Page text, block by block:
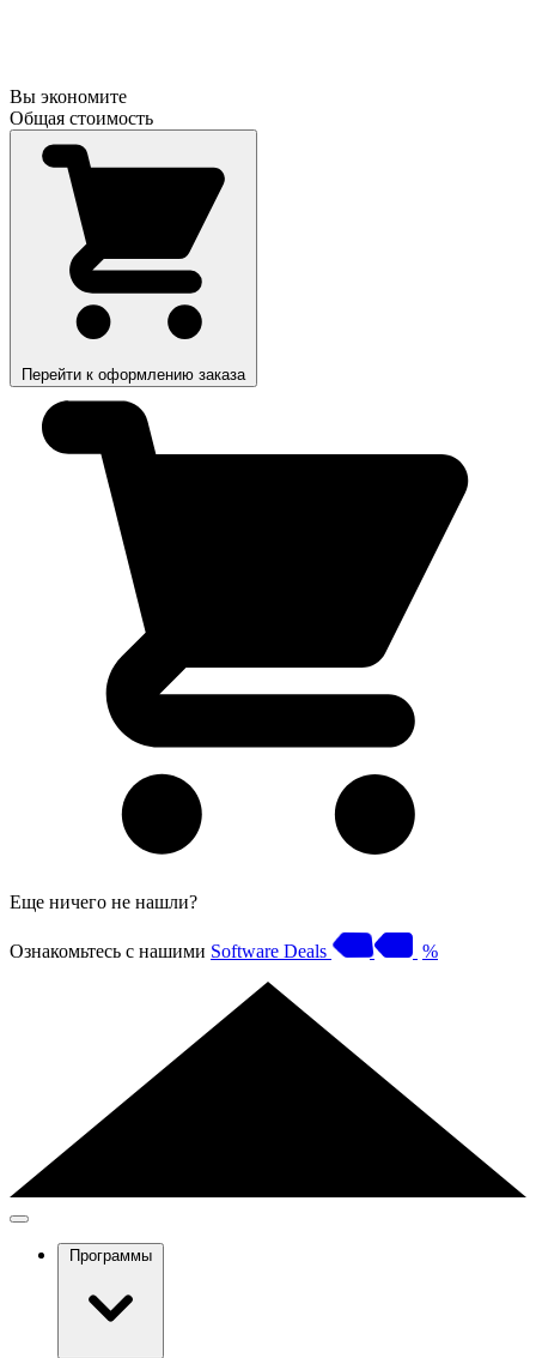
Вы экономите
Общая стоимость
Перейти к оформлению заказа
Еще ничего не нашли?
Ознакомьтесь с нашими Software Deals %
Программы